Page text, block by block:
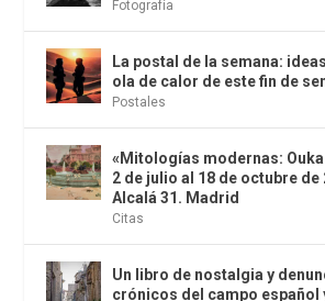
Fotografía
La postal de la semana:
ola de calor de este fin de
Postales
«Mitologías modernas: Ouka
2 de julio al 18 de octubre de
Alcalá 31. Madrid
Citas
Un libro de nostalgia y
crónicos del campo español